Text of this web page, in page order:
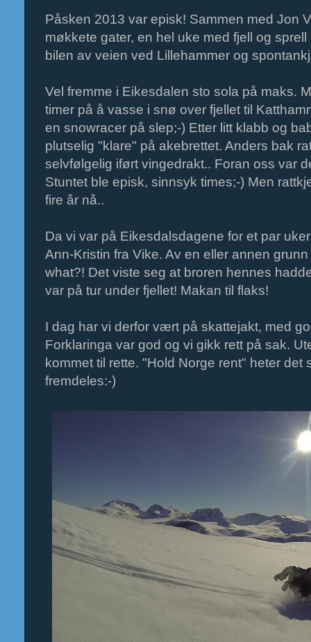
Påsken 2013 var episk! Sammen med Jon
møkkete gater, en hel uke med fjell og
bilen av veien ved Lillehammer og
Vel fremme i Eikesdalen sto sola på maks.
timer på å vasse i snø over fjellet til
en snowracer på slep;-) Etter litt klabb og
plutselig "klare" på akebrettet. Anders bak
selvfølgelig iført vingedrakt.. Foran oss var
Stuntet ble episk, sinnsyk times;-) Men
fire år nå..
Da vi var på Eikesdalsdagene for et par
Ann-Kristin fra Vike. Av en eller annen
what?! Det viste seg at broren hennes
var på tur under fjellet! Makan til flaks!
I dag har vi derfor vært på skattejakt, med
Forklaringa var god og vi gikk rett på sak.
kommet til rette. "Hold Norge rent" heter det
fremdeles:-)